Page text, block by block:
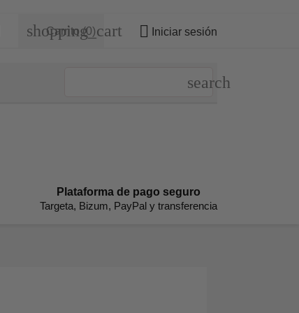
shopping_cart
Carrito (0)  Iniciar sesión
Plataforma de pago seguro
Targeta, Bizum, PayPal y transferencia